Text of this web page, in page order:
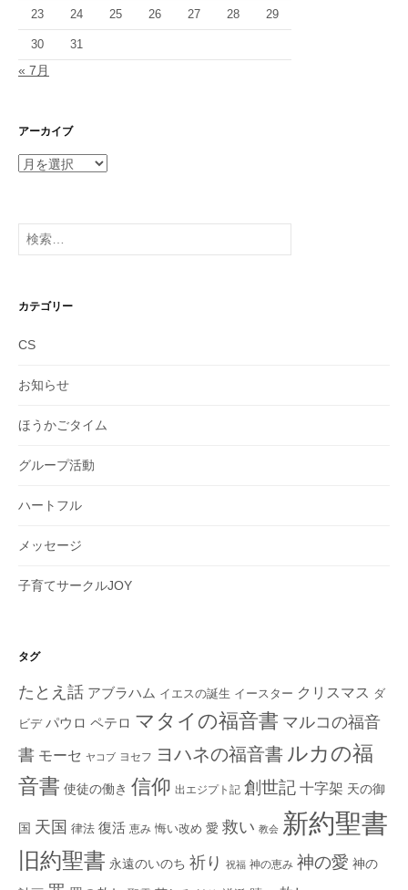
23 24 25 26 27 28 29
30 31
« 7月
アーカイブ
ア
イ
ブ
検
索:
カテゴリー
CS
お知らせ
ほうかごタイム
グループ活動
ハートフル
メッセージ
子育てサークルJOY
タグ
たとえ話 アブラハム イエスの誕生 イースター クリスマス ダ
ビデ パウロ ペテロ マタイの福音書 マルコの福音
書 モーセ ヤコブ ヨセフ ヨハネの福音書 ルカの福
音書 使徒の働き 信仰 出エジプト記 創世記 十字架 天の御
国 天国 律法 復活 恵み 悔い改め 愛 救い 教会 新約聖書
旧約聖書 永遠のいのち 祈り 祝福 神の恵み 神の愛 神の